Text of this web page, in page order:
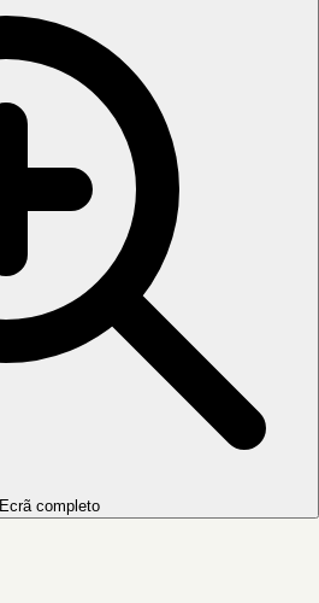
Ecrã completo